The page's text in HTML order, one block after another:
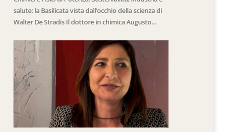
salute: la Basilicata vista dall’occhio della scienza di
Walter De Stradis Il dottore in chimica Augusto...